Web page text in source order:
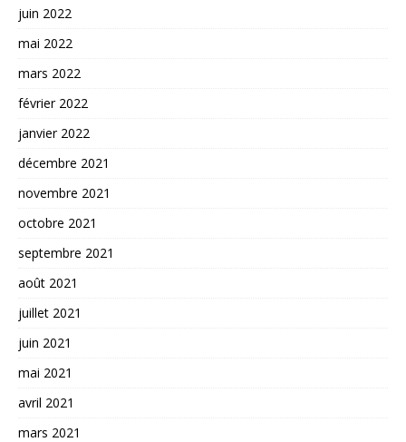
juin 2022
mai 2022
mars 2022
février 2022
janvier 2022
décembre 2021
novembre 2021
octobre 2021
septembre 2021
août 2021
juillet 2021
juin 2021
mai 2021
avril 2021
mars 2021